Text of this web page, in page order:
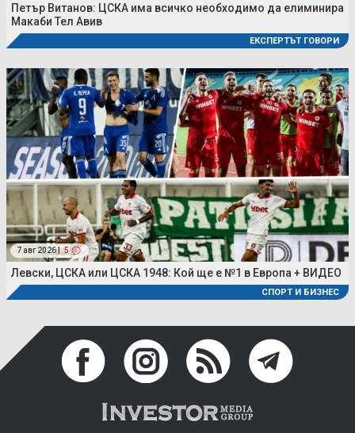
Петър Витанов: ЦСКА има всичко необходимо да елиминира
Макаби Тел Авив
ЕКСПЕРТЪТ ГОВОРИ
7 авг 2026 | 5
Левски, ЦСКА или ЦСКА 1948: Кой ще е №1 в Европа + ВИДЕО
СПОРТ И БИЗНЕС